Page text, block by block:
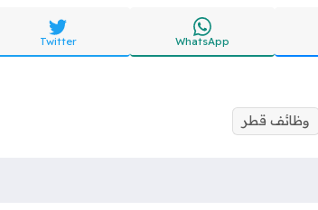
WhatsApp
Twitter
وظائف قطر